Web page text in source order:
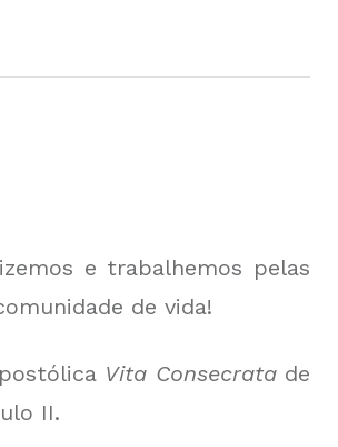
e trabalhemos pelas
de vida!
Vita Consecrata de
II.